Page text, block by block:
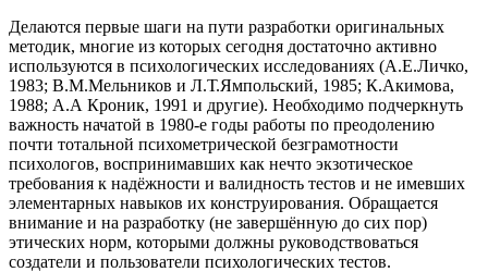
Делаются первые шаги на пути разработки оригинальных
методик, многие из которых сегодня достаточно активно
используются в психологических исследованиях (А.Е.Личко,
1983; В.М.Мельников и Л.Т.Ямпольский, 1985; К.Акимова,
1988; А.А Кроник, 1991 и другие). Необходимо подчеркнуть
важность начатой в 1980-е годы работы по преодолению
почти тотальной психометрической безграмотности
психологов, воспринимавших как нечто экзотическое
требования к надёжности и валидность тестов и не имевших
элементарных навыков их конструирования. Обращается
внимание и на разработку (не завершённую до сих пор)
этических норм, которыми должны руководствоваться
создатели и пользователи психологических тестов.